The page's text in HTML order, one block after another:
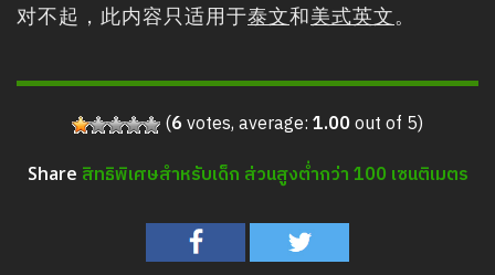
对不起，此内容只适用于泰文和美式英文。
(6votes, average:1.00out of 5)
Share สิทธิพิเศษสำหรับเด็ก ส่วนสูงต่ำกว่า 100 เซนติเมตร